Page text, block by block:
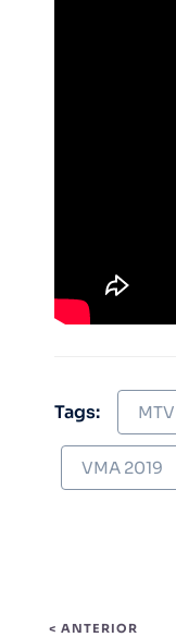
Tags: MTV
VMA 2019
< ANTERIOR